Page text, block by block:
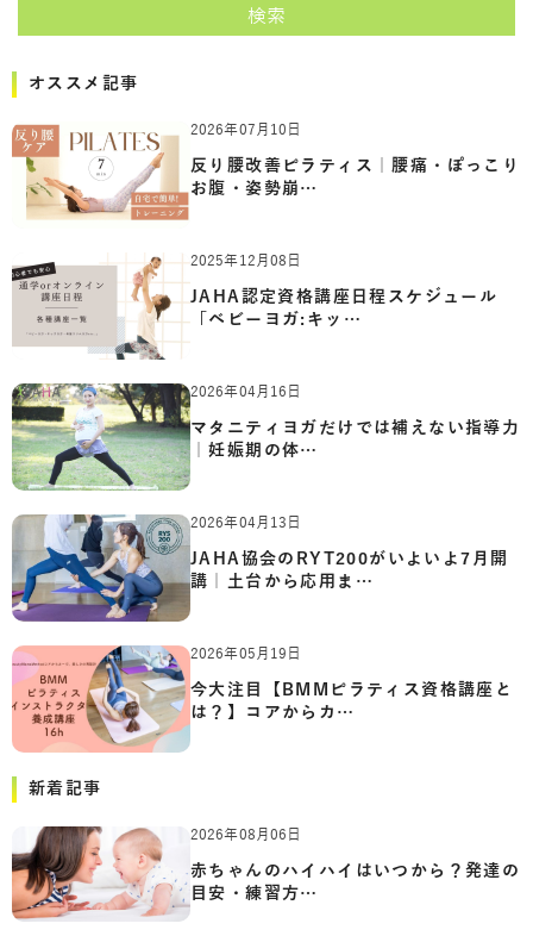
検索
オススメ記事
2026年07月10日
反り腰改善ピラティス｜腰痛・ぽっこり
お腹・姿勢崩…
2025年12月08日
JAHA認定資格講座日程スケジュール
「ベビーヨガ:キッ…
2026年04月16日
マタニティヨガだけでは補えない指導力
｜妊娠期の体…
2026年04月13日
JAHA協会のRYT200がいよいよ7月開
講｜土台から応用ま…
2026年05月19日
今大注目【BMMピラティス資格講座と
は？】コアからカ…
新着記事
2026年08月06日
赤ちゃんのハイハイはいつから？発達の
目安・練習方…